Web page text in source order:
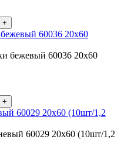
+
60036 20х60
+
60029 20х60 (10шт/1,2